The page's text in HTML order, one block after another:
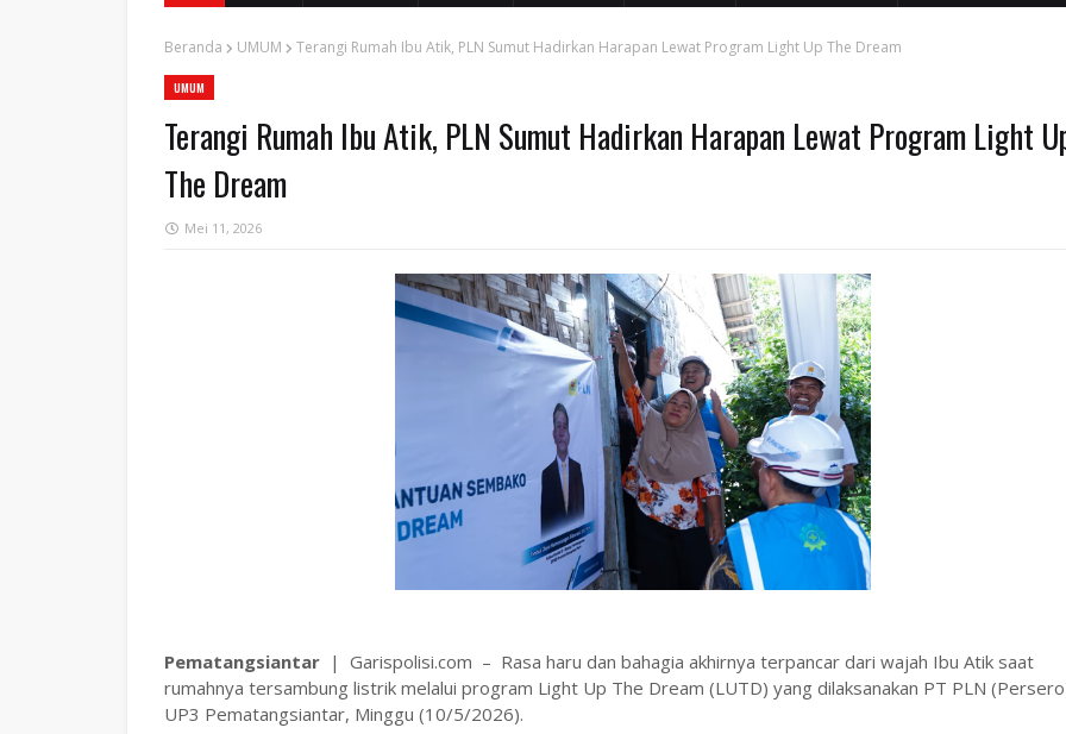
Beranda UMUM Terangi Rumah Ibu Atik, PLN Sumut Hadirkan Harapan Lewat Program Light Up The Dream
UMUM
Terangi Rumah Ibu Atik, PLN Sumut Hadirkan Harapan Lewat Program Light
The Dream
Mei 11, 2026
Pematangsiantar | Garispolisi.com – Rasa haru dan bahagia akhirnya terpancar dari wajah Ibu Atik saat
rumahnya tersambung listrik melalui program Light Up The Dream (LUTD) yang dilaksanakan PT PLN
UP3 Pematangsiantar, Minggu (10/5/2026).